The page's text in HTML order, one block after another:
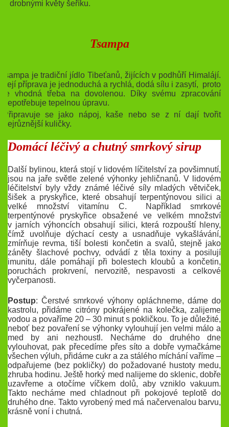
a drobnými květy šeříku.
Tsampa
je tradiční jídlo Tibeťanů, žijících v podhůří Himalájí.
Její příprava je jednoduchá a rychlá, dodá sílu i zasytí, proto
je vhodná třeba na dovolenou. Díky svému zpracování
nepotřebuje tepelnou úpravu.
se jako nápoj, kaše nebo se z ní dají tvořit
nejrůznější kuličky.
Domácí léčivý a chutný smrkový sirup
Další bylinou, která stojí v lidovém líčitelství za povšimnutí,
jsou na jaře světle zelené výhonky jehličnanů. V lidovém
léčitelství byly vždy známé léčivé síly mladých větviček,
šišek a pryskyřice, které obsahují terpentýnovou silici a
velké množství vitamínu C. Například smrkové
terpentýnové pryskyřice obsažené ve velkém množství
v jarních výhoncích obsahují silici, která rozpouští hleny,
čímž uvolňuje dýchací cesty a usnadňuje vykašlávání,
zmírňuje revma, tiší bolesti končetin a svalů, stejně jako
záněty šlachové pochvy, odvádí z těla toxiny a posilují
imunitu, dále pomáhají při bolestech kloubů a končetin,
poruchách prokrvení, nervozitě, nespavosti a celkové
vyčerpanosti.
Postup: Čerstvé smrkové výhony opláchneme, dáme do
kastrolu, přidáme citróny pokrájené na kolečka, zalijeme
vodou a povaříme 20 – 30 minut s pokličkou. To je důležité,
neboť bez povaření se výhonky vylouhují jen velmi málo a
med by ani nezhoustl. Necháme do druhého dne
vylouhovat, pak přecedíme přes síto a dobře vymačkáme
všechen výluh, přidáme cukr a za stálého míchání vaříme –
odpařujeme (bez pokličky) do požadované hustoty medu,
zhruba hodinu. Ještě horký med nalijeme do sklenic, dobře
uzavřeme a otočíme víčkem dolů, aby vzniklo vakuum.
Takto necháme med chladnout při pokojové teplotě do
druhého dne. Takto vyrobený med má načervenalou barvu,
krásně voní i chutná.